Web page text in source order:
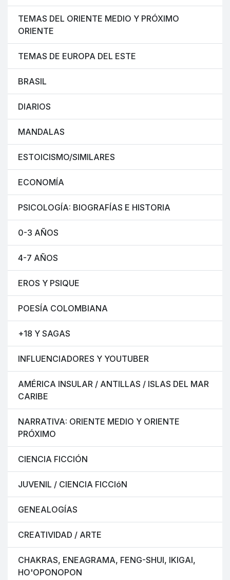
TEMAS DEL ORIENTE MEDIO Y PRÓXIMO
ORIENTE
TEMAS DE EUROPA DEL ESTE
BRASIL
DIARIOS
MANDALAS
ESTOICISMO/SIMILARES
ECONOMÍA
PSICOLOGÍA: BIOGRAFÍAS E HISTORIA
0-3 AÑOS
4-7 AÑOS
EROS Y PSIQUE
POESÍA COLOMBIANA
+18 Y SAGAS
INFLUENCIADORES Y YOUTUBER
AMÉRICA INSULAR / ANTILLAS / ISLAS DEL MAR
CARIBE
NARRATIVA: ORIENTE MEDIO Y ORIENTE
PRÓXIMO
CIENCIA FICCIÓN
JUVENIL / CIENCIA FICCIóN
GENEALOGÍAS
CREATIVIDAD / ARTE
CHAKRAS, ENEAGRAMA, FENG-SHUI, IKIGAI,
HO'OPONOPON